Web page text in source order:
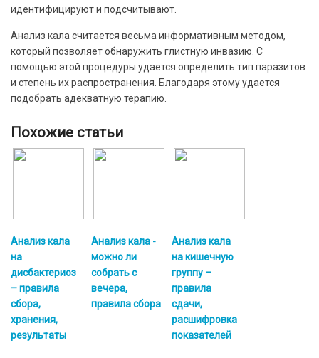
идентифицируют и подсчитывают.
Анализ кала считается весьма информативным методом,
который позволяет обнаружить глистную инвазию. С
помощью этой процедуры удается определить тип паразитов
и степень их распространения. Благодаря этому удается
подобрать адекватную терапию.
Похожие статьи
Анализ кала
на
дисбактериоз
– правила
сбора,
хранения,
результаты
Анализ кала -
можно ли
собрать с
вечера,
правила сбора
Анализ кала
на кишечную
группу –
правила
сдачи,
расшифровка
показателей